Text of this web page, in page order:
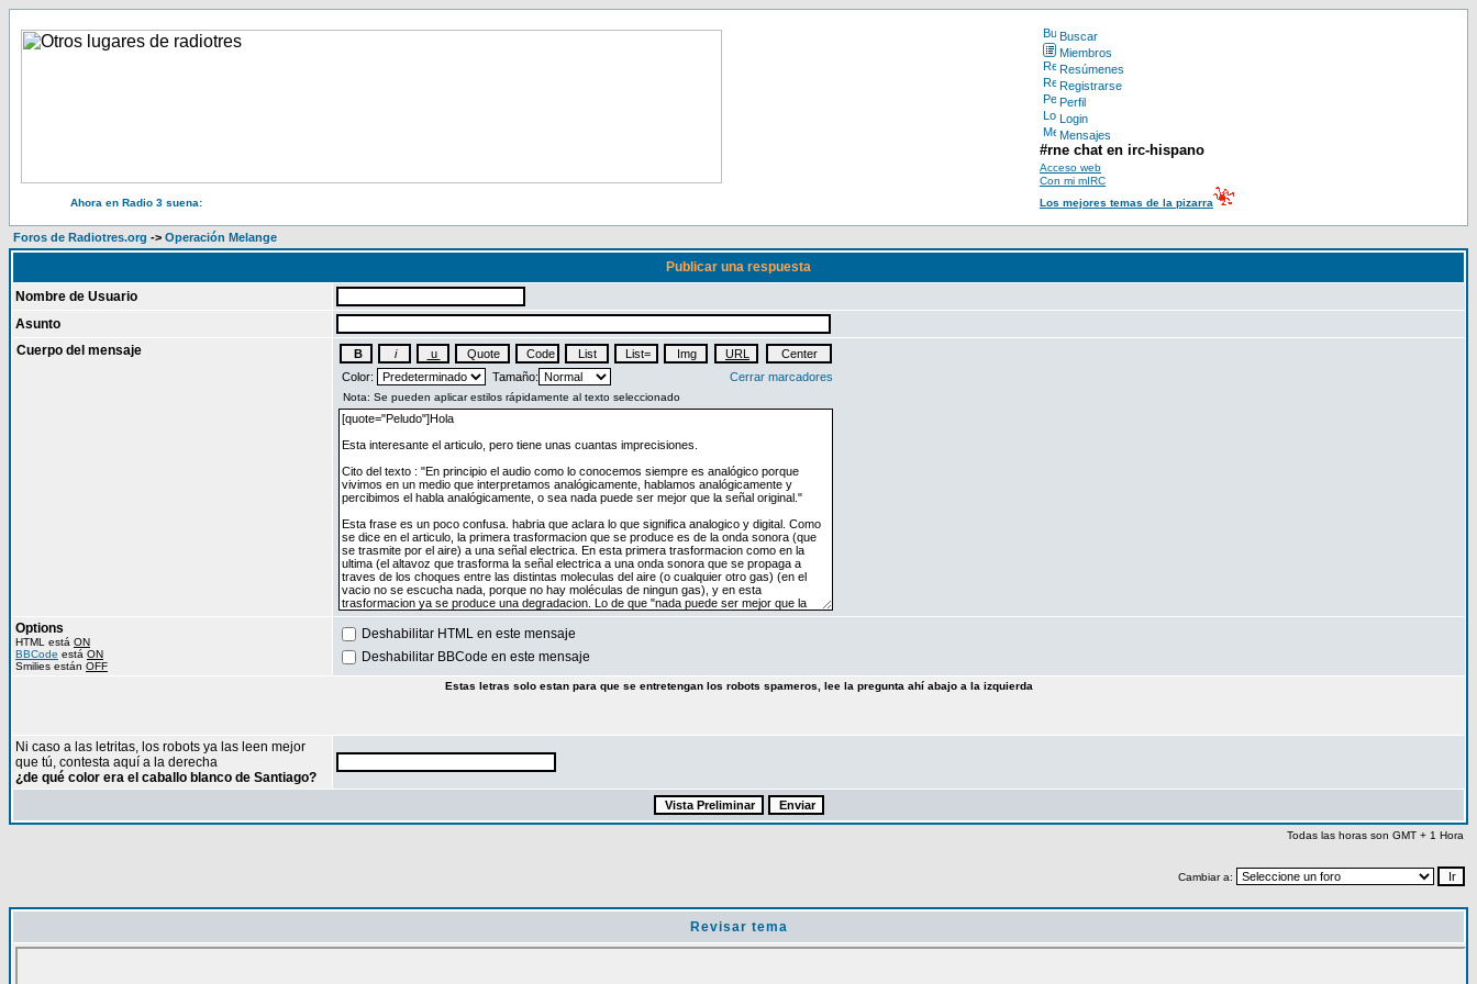
Buscar
Miembros
Resúmenes
Registrarse
Perfil
Login
Mensajes
#rne chat en irc-hispano
Acceso web
Con mi mIRC
Ahora en Radio 3 suena:
Los mejores temas de la pizarra
Foros de Radiotres.org -> Operación Melange
Publicar una respuesta
Nombre de Usuario
Asunto
Cuerpo del mensaje
Color: Tamaño: Cerrar marcadores
Options
HTML está ON
BBCode está ON
Smilies están OFF
Deshabilitar HTML en este mensaje
Deshabilitar BBCode en este mensaje
Estas letras solo estan para que se entretengan los robots spameros, lee la pregunta ahí abajo a la izquierda
Ni caso a las letritas, los robots ya las leen mejor
que tú, contesta aquí a la derecha
¿de qué color era el caballo blanco de Santiago?
Todas las horas son GMT + 1 Hora
Cambiar a:
Revisar tema